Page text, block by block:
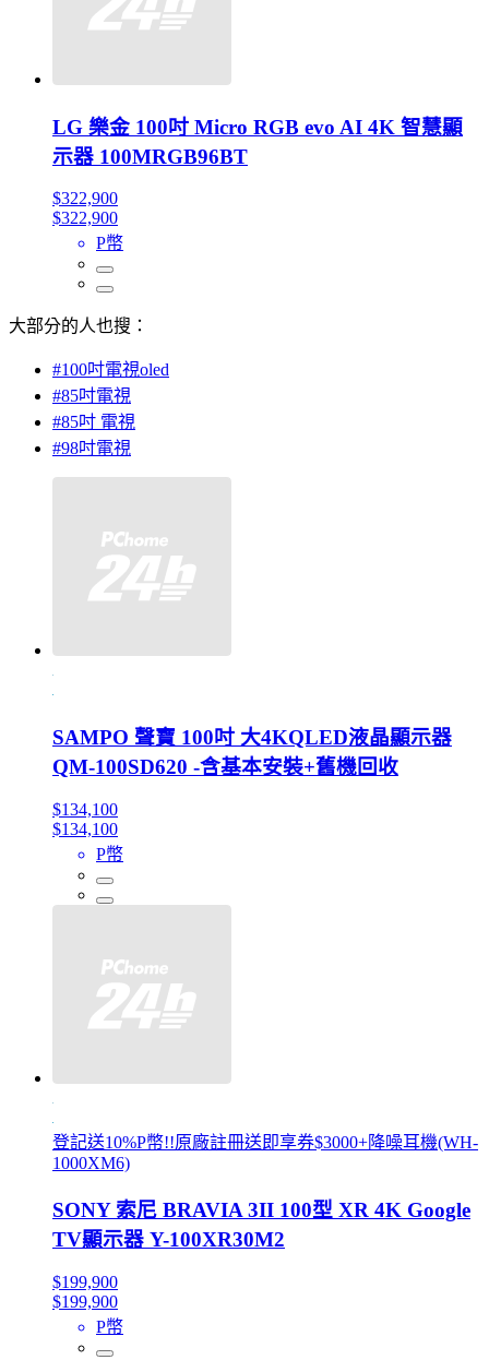
LG 樂金 100吋 Micro RGB evo AI 4K 智慧顯
示器 100MRGB96BT
$322,900
$322,900
P幣
大部分的人也搜：
#100吋電視oled
#85吋電視
#85吋 電視
#98吋電視
SAMPO 聲寶 100吋 大4KQLED液晶顯示器
QM-100SD620 -含基本安裝+舊機回收
$134,100
$134,100
P幣
登記送10%P幣!!原廠註冊送即享券$3000+降噪耳機(WH-
1000XM6)
SONY 索尼 BRAVIA 3II 100型 XR 4K Google
TV顯示器 Y-100XR30M2
$199,900
$199,900
P幣